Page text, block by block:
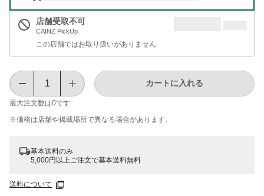
店舗受取不可
CAINZ PickUp
この店舗ではお取り扱いがありません
最大注文数は0です
カートに入れる
※価格は​店舗や​掲載場所で​異なる​場合が​あります。
基本送料のみ
5,000円以上ご注文で基本送料無料
送料について